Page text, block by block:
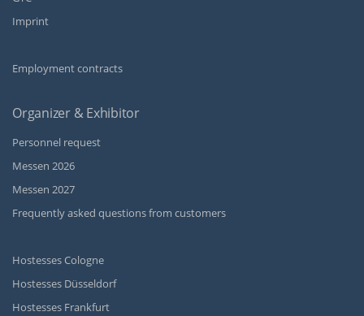
Imprint
Employment contracts
Organizer & Exhibitor
Personnel request
Messen 2026
Messen 2027
Frequently asked questions from customers
Hostesses Cologne
Hostesses Düsseldorf
Hostesses Frankfurt